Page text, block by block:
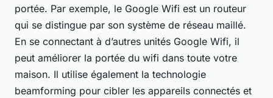
portée. Par exemple, le Google Wifi est un routeur
qui se distingue par son système de réseau maillé.
En se connectant à d’autres unités Google Wifi, il
peut améliorer la portée du wifi dans toute votre
maison. Il utilise également la technologie
beamforming pour cibler les appareils connectés et